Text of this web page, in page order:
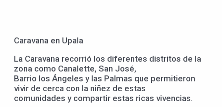
Caravana en Upala
La Caravana recorrió los diferentes distritos de la
zona como Canalette, San José,
Barrio los Ángeles y las Palmas que permitieron
vivir de cerca con la niñez de estas
comunidades y compartir estas ricas vivencias.